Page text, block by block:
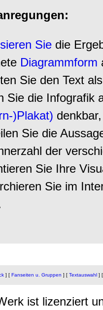
Sie die
Diagrammform
Sie den Text als
Sie die Infografik
)Plakat)
Sie die
der
Sie Ihre
Sie im
] [ Fanseiten u. Gruppen ] [ Textauswahl ] [
ist lizenziert